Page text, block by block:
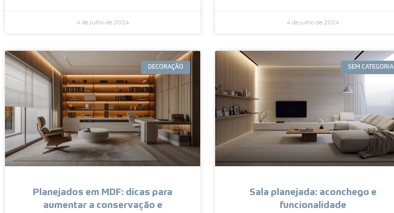
4 de julho de 2024 4 de julho de 2024
DECORAÇÃO
Planejados em MDF: dicas para
aumentar a conservação e
SEM CATEGORIA
Sala planejada: aconchego e
funcionalidade